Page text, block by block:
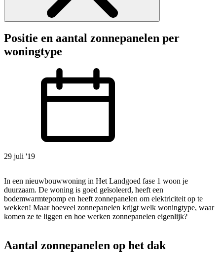
Positie en aantal zonnepanelen per
woningtype
29 juli '19
In een nieuwbouwwoning in Het Landgoed fase 1 woon je
duurzaam. De woning is goed geïsoleerd, heeft een
bodemwarmtepomp en heeft zonnepanelen om elektriciteit op te
wekken! Maar hoeveel zonnepanelen krijgt welk woningtype, waar
komen ze te liggen en hoe werken zonnepanelen eigenlijk?
Aantal zonnepanelen op het dak